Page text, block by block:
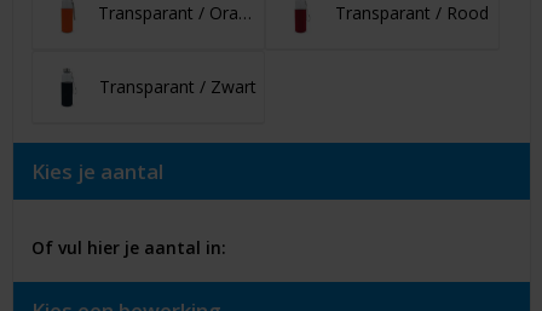
Transparant / Oranje Transparant / Rood
Transparant / Zwart
Kies je aantal
Of vul hier je aantal in: